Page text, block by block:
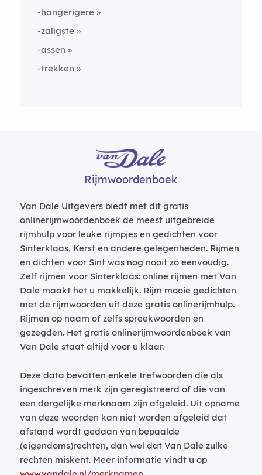
-hangerigere
-zaligste
-assen
-trekken
Rijmwoordenboek
Van Dale Uitgevers biedt met dit gratis
onlinerijmwoordenboek de meest uitgebreide
rijmhulp voor leuke rijmpjes en gedichten voor
Sinterklaas, Kerst en andere gelegenheden. Rijmen
en dichten voor Sint was nog nooit zo eenvoudig.
Zelf rijmen voor Sinterklaas: online rijmen met Van
Dale maakt het u makkelijk. Rijm mooie gedichten
met de rijmwoorden uit deze gratis onlinerijmhulp.
Rijmen op naam of zelfs spreekwoorden en
gezegden. Het gratis onlinerijmwoordenboek van
Van Dale staat altijd voor u klaar.
Deze data bevatten enkele trefwoorden die als
ingeschreven merk zijn geregistreerd of die van
een dergelijke merknaam zijn afgeleid. Uit opname
van deze woorden kan niet worden afgeleid dat
afstand wordt gedaan van bepaalde
(eigendoms)rechten, dan wel dat Van Dale zulke
rechten miskent. Meer informatie vindt u op